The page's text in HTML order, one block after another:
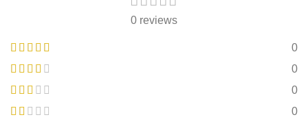
0 reviews
0
0
0
0